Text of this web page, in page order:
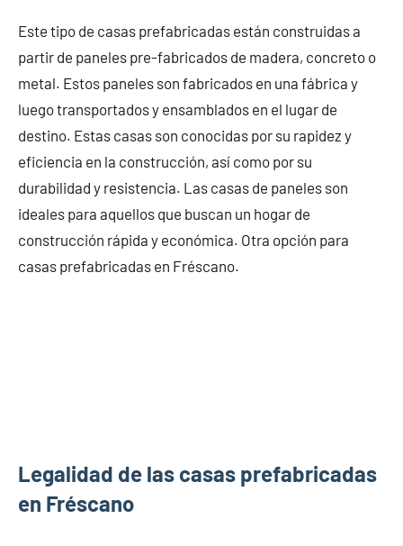
Este tipo de casas prefabricadas están construidas a
partir de paneles pre-fabricados de madera, concreto o
metal. Estos paneles son fabricados en una fábrica y
luego transportados y ensamblados en el lugar de
destino. Estas casas son conocidas por su rapidez y
eficiencia en la construcción, así como por su
durabilidad y resistencia. Las casas de paneles son
ideales para aquellos que buscan un hogar de
construcción rápida y económica. Otra opción para
casas prefabricadas en Fréscano.
Legalidad de las casas prefabricadas
en Fréscano